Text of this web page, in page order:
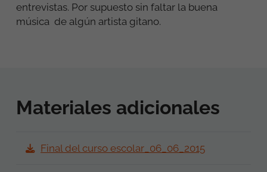
entrevistas. Por supuesto sin faltar la buena
música de algún artista gitano.
Materiales adicionales
Final del curso escolar_06_06_2015